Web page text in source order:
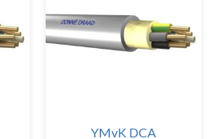
YMvK DCA